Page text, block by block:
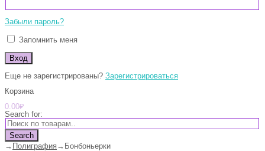
Забыли пароль?
Запомнить меня
Еще не зарегистрированы? Зарегистрироваться
Корзина
0.00₽
Search for:
Search
→ Полиграфия → Бонбоньерки